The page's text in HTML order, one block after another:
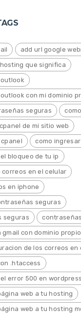
add url google
que significa
con mi dominio
seguras
de mi sitio web
como
bloqueo de tu ip
en el celular
en iphone
seguras
seguras
con dominio propio
de los correos en
.htaccess
error 500 en wordpress
web a tu hosting
web a tu hosting